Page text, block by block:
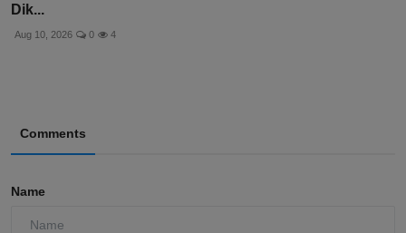
Dik...
Aug 10, 2026 0 4
Comments
Name